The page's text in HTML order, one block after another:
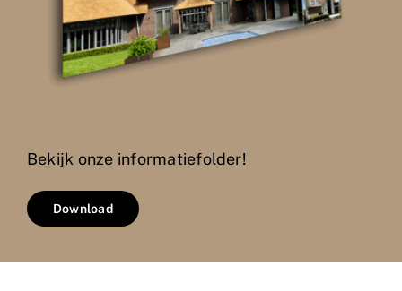
Bekijk onze informatiefolder!
Download